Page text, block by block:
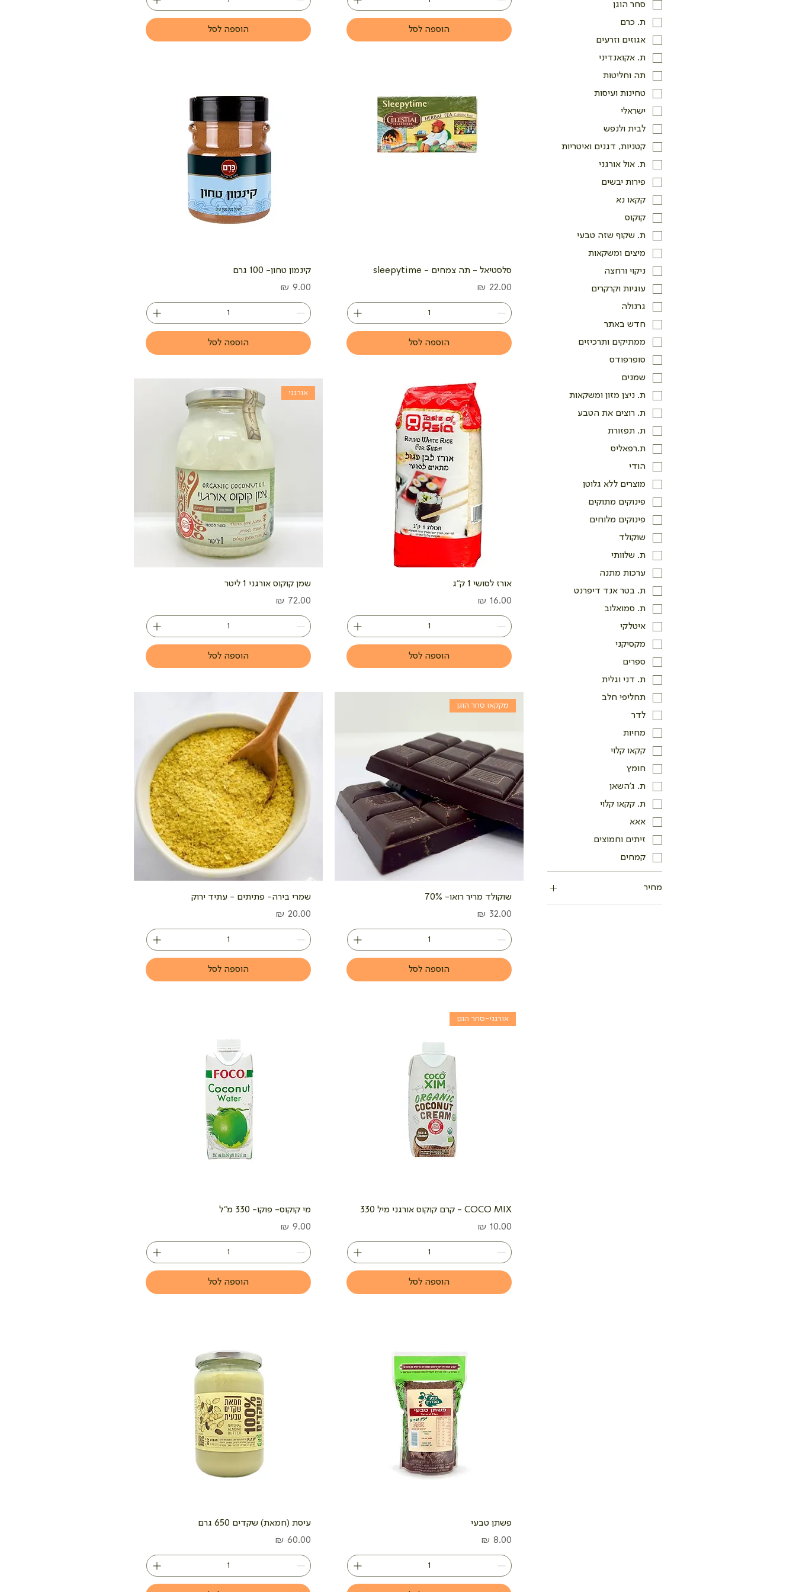
סחר הוגן
ת. כרם
אגוזים וזרעים
ת. אקואנדיני
תה וחליטות
טחינות ועיסות
ישראלי
לבית ולנפש
קטניות, דגנים ואיטריות
ת. אול אורגני
פירות יבשים
קקאו נא
קוקוס
ת. שקוף שזה טבעי
מיצים ומשקאות
ניקוי ורחצה
עוגיות וקרקרים
גרנולה
חדש באתר
ממתיקים ותרכיזים
סופרפודס
שמנים
ת. ניצן מזון ומשקאות
ת. רוצים את הטבע
ת. תפזורת
ת.רפאליס
הודי
מוצרים ללא גלוטן
פינוקים מתוקים
פינוקים מלוחים
שוקולד
ת. שלוותי
ערכות מתנה
ת. בטר אנד דיפרנט
ת. סמואלוב
איטלקי
מקסיקני
ספרים
ת. דני וגלית
תחליפי חלב
לדר
מחיות
קקאו קלוי
חומץ
ת. ג'השאן
ת. קקאו קלוי
אאא
זיתים וחמוצים
קמחים
מחיר
הוספה לסל הוספה לסל
סלסטיאל - תה צמחים - sleepytime
מחיר
הוספה לסל
קינמון טחון- 100 גרם
מחיר
הוספה לסל
אורז לסושי 1 ק"ג
מחיר
הוספה לסל
אורגני
שמן קוקוס אורגני 1 ליטר
מחיר
הוספה לסל
מקקאו סחר הוגן
שוקולד מריר רואו- 70%
מחיר
הוספה לסל
שמרי בירה- פתיתים - עתיד ירוק
מחיר
הוספה לסל
אורגני-סחר הוגן
COCO MIX - קרם קוקוס אורגני מיל 330
מחיר
הוספה לסל
מי קוקוס- פוקו- 330 מ"ל
מחיר
הוספה לסל
פשתן טבעי
מחיר
עיסת (חמאת) שקדים 650 גרם
מחיר